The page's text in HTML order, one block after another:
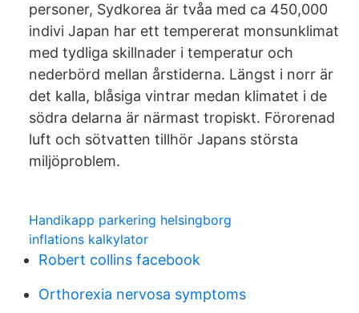
personer, Sydkorea är tvåa med ca 450,000
indivi Japan har ett tempererat monsunklimat
med tydliga skillnader i temperatur och
nederbörd mellan årstiderna. Längst i norr är
det kalla, blåsiga vintrar medan klimatet i de
södra delarna är närmast tropiskt. Förorenad
luft och sötvatten tillhör Japans största
miljöproblem.
Handikapp parkering helsingborg
inflations kalkylator
Robert collins facebook
Orthorexia nervosa symptoms